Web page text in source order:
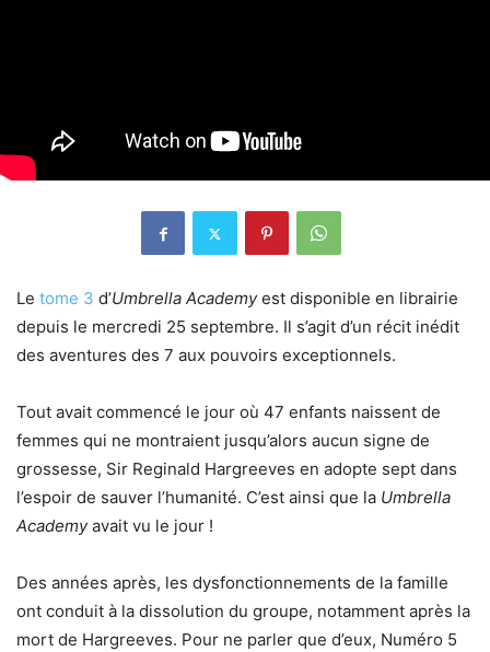
Le tome 3 d’Umbrella Academyest disponible en librairie
depuis le mercredi 25 septembre. Il s’agit d’un récit inédit
des aventures des 7 aux pouvoirs exceptionnels.
Tout avait commencé le jour où 47 enfants naissent de
femmes qui ne montraient jusqu’alors aucun signe de
grossesse, Sir Reginald Hargreeves en adopte sept dans
l’espoir de sauver l’humanité. C’est ainsi que la Umbrella
Academyavait vu le jour !
Des années après, les dysfonctionnements de la famille
ont conduit à la dissolution du groupe, notamment après la
mort de Hargreeves. Pour ne parler que d’eux, Numéro 5